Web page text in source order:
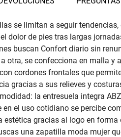
se limitan a seguir
dolor de pies tras largas
buscan Confort diario sin
otra, se confecciona en malla y
cordones frontales que
gracias a sus relieves y
la entresuela integra
el uso cotidiano se percibe
estética gracias al logo en
una zapatilla moda mujer